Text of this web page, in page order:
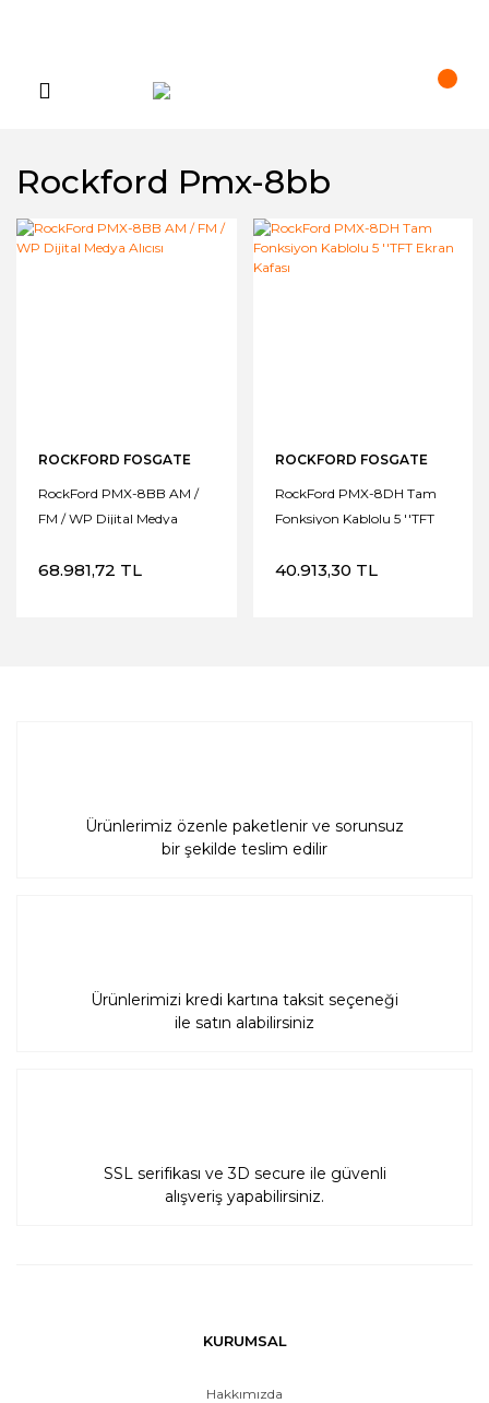
Rockford Pmx-8bb
ROCKFORD FOSGATE
RockFord PMX-8BB AM ​​/
FM / WP Dijital Medya
68.981,72 TL
ROCKFORD FOSGATE
RockFord PMX-8DH Tam
Fonksiyon Kablolu 5 ''TFT
40.913,30 TL
Ürünlerimiz özenle paketlenir ve sorunsuz
bir şekilde teslim edilir
Ürünlerimizi kredi kartına taksit seçeneği
ile satın alabilirsiniz
SSL serifikası ve 3D secure ile güvenli
alışveriş yapabilirsiniz.
KURUMSAL
Hakkımızda